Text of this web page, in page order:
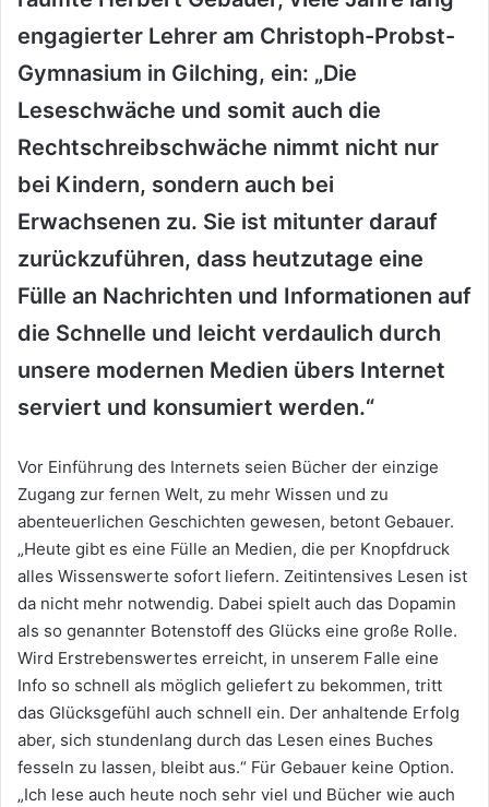
engagierter Lehrer am Christoph-Probst-
Gymnasium in Gilching, ein: „Die
Leseschwäche und somit auch die
Rechtschreibschwäche nimmt nicht nur
bei Kindern, sondern auch bei
Erwachsenen zu. Sie ist mitunter darauf
zurückzuführen, dass heutzutage eine
Fülle an Nachrichten und Informationen auf
die Schnelle und leicht verdaulich durch
unsere modernen Medien übers Internet
serviert und konsumiert werden.“
Vor Einführung des Internets seien Bücher der einzige
Zugang zur fernen Welt, zu mehr Wissen und zu
abenteuerlichen Geschichten gewesen, betont Gebauer.
„Heute gibt es eine Fülle an Medien, die per Knopfdruck
alles Wissenswerte sofort liefern. Zeitintensives Lesen ist
da nicht mehr notwendig. Dabei spielt auch das Dopamin
als so genannter Botenstoff des Glücks eine große Rolle.
Wird Erstrebenswertes erreicht, in unserem Falle eine
Info so schnell als möglich geliefert zu bekommen, tritt
das Glücksgefühl auch schnell ein. Der anhaltende Erfolg
aber, sich stundenlang durch das Lesen eines Buches
fesseln zu lassen, bleibt aus.“ Für Gebauer keine Option.
„Ich lese auch heute noch sehr viel und Bücher wie auch